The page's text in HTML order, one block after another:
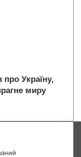
Україну,
миру